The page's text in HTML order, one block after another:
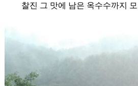
찰진 그 맛에 남은 옥수수까지